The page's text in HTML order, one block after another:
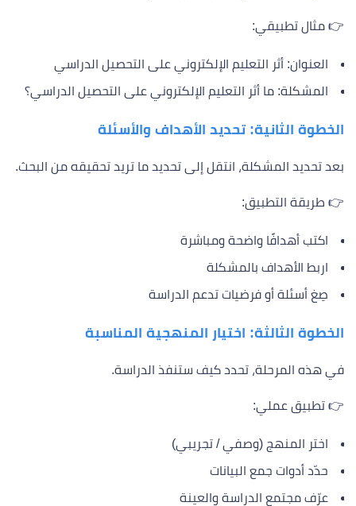
👉 مثال تطبيقي:
العنوان: أثر التعليم الإلكتروني على التحصيل الدراسي
المشكلة: ما أثر التعليم الإلكتروني على التحصيل الدراسي؟
الخطوة الثانية: تحديد الأهداف والأسئلة
بعد تحديد المشكلة، انتقل إلى تحديد ما تريد تحقيقه من البحث.
👉 طريقة التطبيق:
اكتب أهدافًا واضحة ومباشرة
اربط الأهداف بالمشكلة
صِغ أسئلة أو فرضيات تدعم الدراسة
الخطوة الثالثة: اختيار المنهجية المناسبة
في هذه المرحلة، تحدد كيف ستنفذ الدراسة.
👉 تطبيق عملي:
اختر المنهج (وصفي / تجريبي)
حدّد أدوات جمع البيانات
عرّف مجتمع الدراسة والعينة